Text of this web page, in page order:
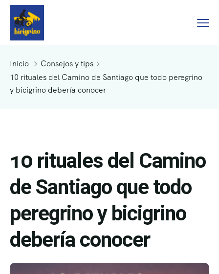
Inicio
Consejos y tips
10 rituales del Camino de Santiago que todo peregrino
y bicigrino debería conocer
10 rituales del Camino
de Santiago que todo
peregrino y bicigrino
debería conocer